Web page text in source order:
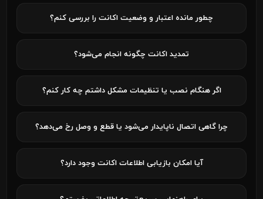
چطور مانده اعتبار و وضعیت اکانت را بررسی کنم؟
تمدید اکانت چگونه انجام می‌شود؟
اگر هنگام نصب یا تنظیمات مشکل داشتم چه کار کنم؟
چرا گاهی اتصال ناپایدار می‌شود یا قطع و وصل رخ می‌دهد؟
آیا امکان بازیابی اطلاعات اکانت وجود دارد؟